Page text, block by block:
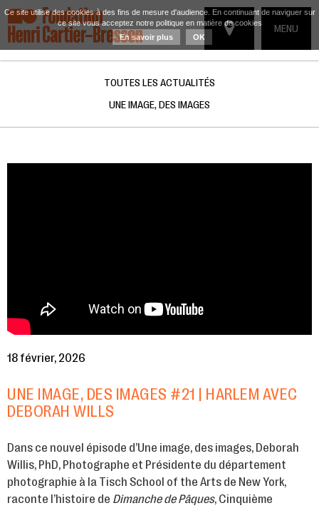
TOGGLE
MENU
TOUTES LES ACTUALITÉS
UNE IMAGE, DES IMAGES
18 février, 2026
UNE IMAGE, DES IMAGES #21 | HARLEM AVEC
DEBORAH WILLS
Dans ce nouvel épisode d’Une image, des images, Deborah
Willis, PhD, Photographe et Présidente du département
photographie à la Tisch School of the Arts de New York,
raconte l’histoire de Dimanche de Pâques, Cinquième
Ce site utilise des cookies à des fins de mesure d'audience. En continuant de naviguer sur
ce site vous acceptez notre politique en matière de cookies
En savoir plus
OK